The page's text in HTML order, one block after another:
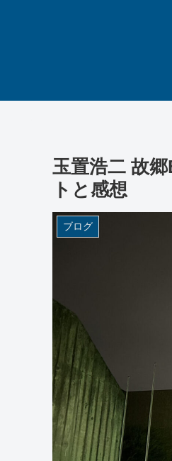
玉置浩二 故
トと感想
ブログ